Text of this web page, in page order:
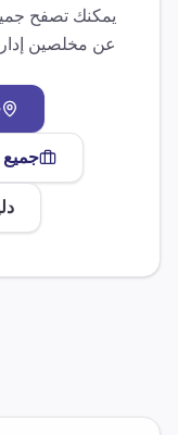
يمكنك تصفح
عن مخلصين